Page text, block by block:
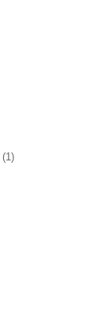
(1)